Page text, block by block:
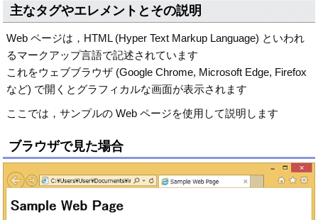
主なタグやエレメントとその説明
Web ページは，HTML (Hyper Text Markup Language) といわれ
るマークアップ言語で記述されています
これをウェブブラウザ (Google Chrome, Microsoft Edge, Firefox
など) で開くとグラフィカルな画面が表示されます
ここでは，サンプルの Web ページを使用して説明します
ブラウザで見た場合